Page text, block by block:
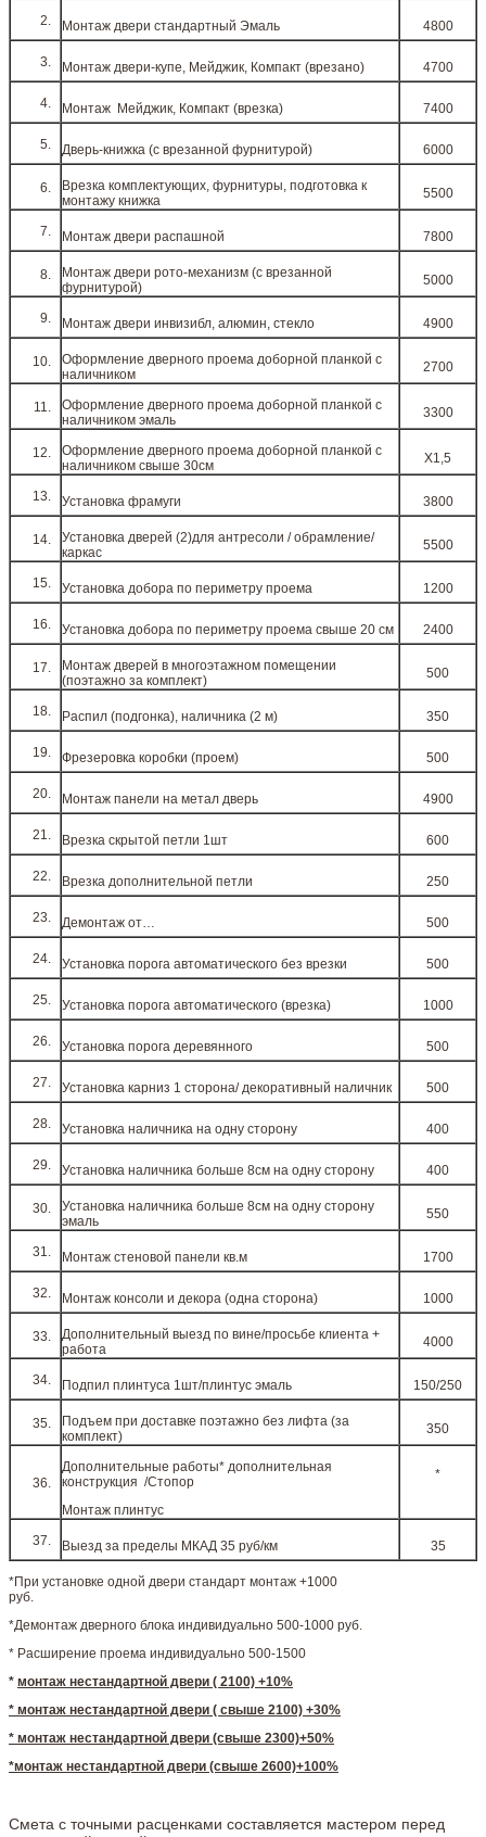
Монтаж двери стандартный Эмаль 4800
Монтаж двери-купе, Мейджик, Компакт (врезано) 4700
Монтаж Мейджик, Компакт (врезка) 7400
Дверь-книжка (с врезанной фурнитурой) 6000
Врезка комплектующих, фурнитуры, подготовка к
монтажу книжка
5500
Монтаж двери распашной 7800
Монтаж двери рото-механизм (с врезанной
фурнитурой)
5000
Монтаж двери инвизибл, алюмин, стекло 4900
Оформление дверного проема доборной планкой с
наличником
2700
Оформление дверного проема доборной планкой с
наличником эмаль
3300
Оформление дверного проема доборной планкой с
наличником свыше 30см
Х1,5
Установка фрамуги 3800
Установка дверей (2)для антресоли / обрамление/
каркас
5500
Установка добора по периметру проема 1200
Установка добора по периметру проема свыше 20 см 2400
Монтаж дверей в многоэтажном помещении
(поэтажно за комплект)
500
Распил (подгонка), наличника (2 м) 350
Фрезеровка коробки (проем) 500
Монтаж панели на метал дверь 4900
Врезка скрытой петли 1шт 600
Врезка дополнительной петли 250
Демонтаж от… 500
Установка порога автоматического без врезки 500
Установка порога автоматического (врезка) 1000
Установка порога деревянного 500
Установка карниз 1 сторона/ декоративный наличник 500
Установка наличника на одну сторону 400
Установка наличника больше 8см на одну сторону 400
Установка наличника больше 8см на одну сторону
эмаль
550
Монтаж стеновой панели кв.м 1700
Монтаж консоли и декора (одна сторона) 1000
Дополнительный выезд по вине/просьбе клиента +
работа
4000
Подпил плинтуса 1шт/плинтус эмаль 150/250
Подъем при доставке поэтажно без лифта (за
комплект)
350
Дополнительные работы* дополнительная
конструкция /Стопор
Монтаж плинтус
*
Выезд за пределы МКАД 35 руб/км 35
*При установке одной двери стандарт монтаж +1000
руб.
*Демонтаж дверного блока индивидуально 500-1000 руб.
* Расширение проема индивидуально 500-1500
* монтаж нестандартной двери ( 2100) +10%
* монтаж нестандартной двери ( свыше 2100) +30%
* монтаж нестандартной двери (свыше 2300)+50%
*монтаж нестандартной двери (свыше 2600)+100%
Смета с точными расценками составляется мастером перед